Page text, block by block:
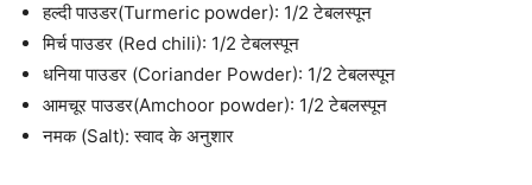
हल्दी पाउडर(Turmeric powder): 1/2 टेबलस्पून
मिर्च पाउडर (Red chili): 1/2 टेबलस्पून
धनिया पाउडर (Coriander Powder): 1/2 टेबलस्पून
आमचूर पाउडर(Amchoor powder): 1/2 टेबलस्पून
नमक (Salt): स्वाद के अनुशार